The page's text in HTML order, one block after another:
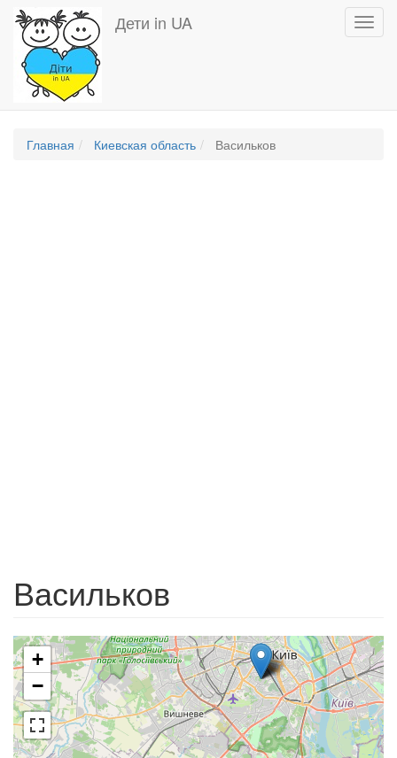
Перейти
основному
содержанию
Дети in UA
Главная Киевская область Васильков
Васильков
+
−